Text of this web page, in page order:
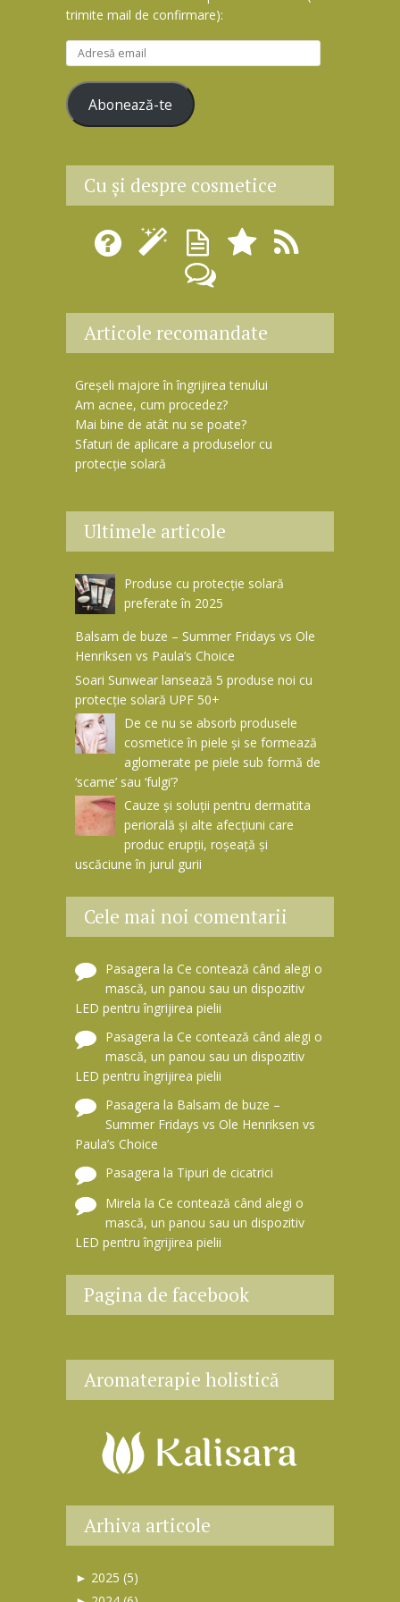
trimite mail de confirmare):
d
e
e
a
Abonează-te
Cu şi despre cosmetice
Articole recomandate
Greșeli majore în îngrijirea tenului
Am acnee, cum procedez?
Mai bine de atât nu se poate?
Sfaturi de aplicare a produselor cu
protecție solară
Ultimele articole
Produse cu protecție solară
preferate în 2025
Balsam de buze – Summer Fridays vs Ole
Henriksen vs Paula’s Choice
Soari Sunwear lansează 5 produse noi cu
protecție solară UPF 50+
De ce nu se absorb produsele
cosmetice în piele și se formează
aglomerate pe piele sub formă de
‘scame’ sau ‘fulgi’?
Cauze și soluții pentru dermatita
periorală și alte afecțiuni care
produc erupții, roșeață și
uscăciune în jurul gurii
Cele mai noi comentarii
Pasagera la Ce contează când alegi o
mască, un panou sau un dispozitiv
LED pentru îngrijirea pielii
Pasagera la Ce contează când alegi o
mască, un panou sau un dispozitiv
LED pentru îngrijirea pielii
Pasagera la Balsam de buze –
Summer Fridays vs Ole Henriksen vs
Paula’s Choice
Pasagera la Tipuri de cicatrici
Mirela la Ce contează când alegi o
mască, un panou sau un dispozitiv
LED pentru îngrijirea pielii
Pagina de facebook
Aromaterapie holistică
Arhiva articole
► 2025 (5)
► sept. (1)